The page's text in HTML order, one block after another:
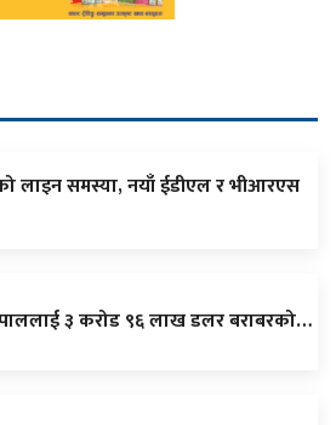
लाइन समस्या, नयाँ ईडीएल र भीआरएस
३ करोड ९६ लाख डलर बराबरको…